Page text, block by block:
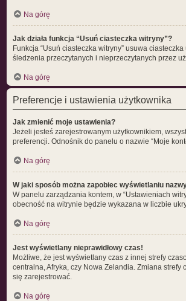
Na górę
Jak działa funkcja “Usuń ciasteczka witryny”?
Funkcja “Usuń ciasteczka witryny” usuwa
śledzenia przeczytanych i nieprzeczytanych przez
Na górę
Preferencje i ustawienia użytkownika
Jak zmienić moje ustawienia?
Jeżeli jesteś zarejestrowanym użytkownikiem,
preferencji. Odnośnik do panelu o nazwie “Moje
Na górę
W jaki sposób można zapobiec wyświetlaniu
W panelu zarządzania kontem, w “Ustawieniach
obecność na witrynie będzie wykazana w liczbie
Na górę
Jest wyświetlany nieprawidłowy czas!
Możliwe, że jest wyświetlany czas z innej strefy
centralna, Afryka, czy Nowa Zelandia. Zmiana
się zarejestrować.
Na górę